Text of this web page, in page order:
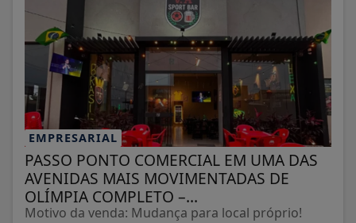
EMPRESARIAL
PASSO PONTO COMERCIAL EM UMA DAS
AVENIDAS MAIS MOVIMENTADAS DE
OLÍMPIA COMPLETO –...
Motivo da venda: Mudança para local próprio!